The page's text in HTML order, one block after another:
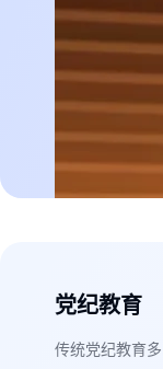
党纪教育
传统党纪教育